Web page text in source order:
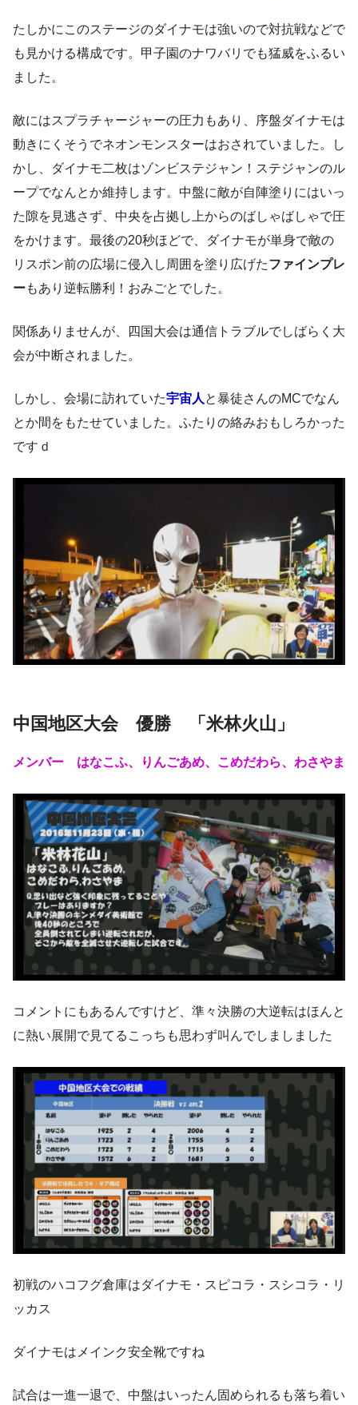
たしかにこのステージのダイナモは強いので対抗戦などで
も見かける構成です。甲子園のナワバリでも猛威をふるい
ました。
敵にはスプラチャージャーの圧力もあり、序盤ダイナモは
動きにくそうでネオンモンスターはおされていました。し
かし、ダイナモ二枚はゾンビステジャン！ステジャンのル
ープでなんとか維持します。中盤に敵が自陣塗りにはいっ
た隙を見逃さず、中央を占拠し上からのばしゃばしゃで圧
をかけます。最後の20秒ほどで、ダイナモが単身で敵の
リスポン前の広場に侵入し周囲を塗り広げたファインプレ
ーもあり逆転勝利！おみごとでした。
関係ありませんが、四国大会は通信トラブルでしばらく大
会が中断されました。
しかし、会場に訪れていた宇宙人 と暴徒さんのMCでなん
とか間をもたせていました。ふたりの絡みおもしろかった
ですｄ
中国地区大会 優勝 「米林火山」
メンバー はなこふ、りんごあめ、こめだわら、わさやま
コメントにもあるんですけど、準々決勝の大逆転はほんと
に熱い展開で見てるこっちも思わず叫んでしましました
初戦のハコフグ倉庫はダイナモ・スピコラ・スシコラ・リ
ッカス
ダイナモはメインク安全靴ですね
試合は一進一退で、中盤はいったん固められるも落ち着い